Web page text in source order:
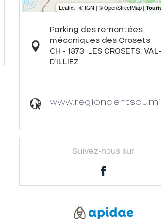
Parking des remontées
mécaniques des Crosets
CH - 1873 LES CROSETS, VAL-
D'ILLIEZ
Suivez-nous sur